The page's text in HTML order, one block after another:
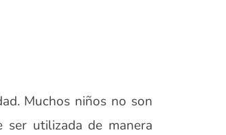
Muchos niños no son
ser utilizada de manera